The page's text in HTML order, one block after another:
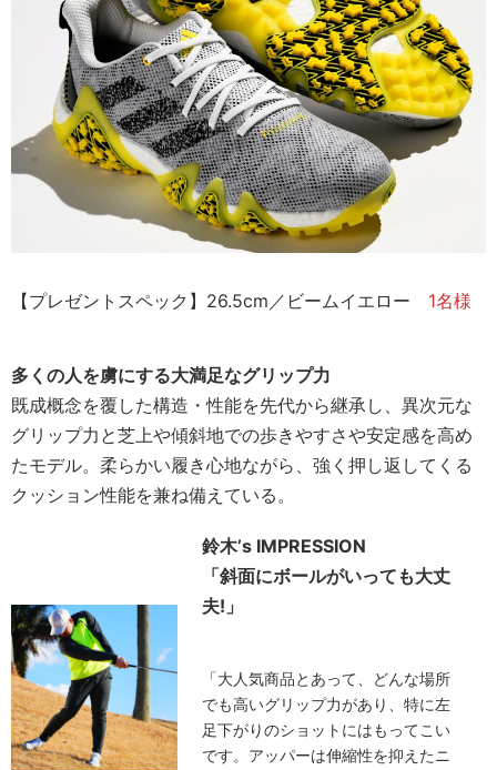
【プレゼントスペック】26.5cm／ビームイエロー 1名様
多くの人を虜にする大満足なグリップ力
既成概念を覆した構造・性能を先代から継承し、異次元な
グリップ力と芝上や傾斜地での歩きやすさや安定感を高め
たモデル。柔らかい履き心地ながら、強く押し返してくる
クッション性能を兼ね備えている。
鈴木’s IMPRESSION
「斜面にボールがいっても大丈
夫!」
「大人気商品とあって、どんな場所
でも高いグリップ力があり、特に左
足下がりのショットにはもってこい
です。アッパーは伸縮性を抑えたニ